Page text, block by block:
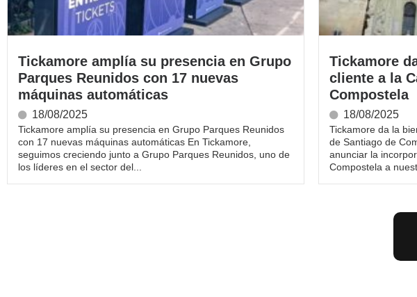
Tickamore amplía su presencia en Grupo
Parques Reunidos con 17 nuevas
máquinas automáticas
18/08/2025
Tickamore amplía su presencia en Grupo Parques Reunidos
con 17 nuevas máquinas automáticas En Tickamore,
seguimos creciendo junto a Grupo Parques Reunidos, uno de
los líderes en el sector del...
Tickamore
cliente a la
Compostela
18/08/2025
Tickamore da la
de Santiago de
anunciar la
Compostela a